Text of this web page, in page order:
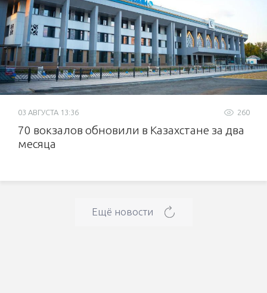
260
03 АВГУСТА 13:36
70 вокзалов обновили в Казахстане за два
месяца
Ещё новости